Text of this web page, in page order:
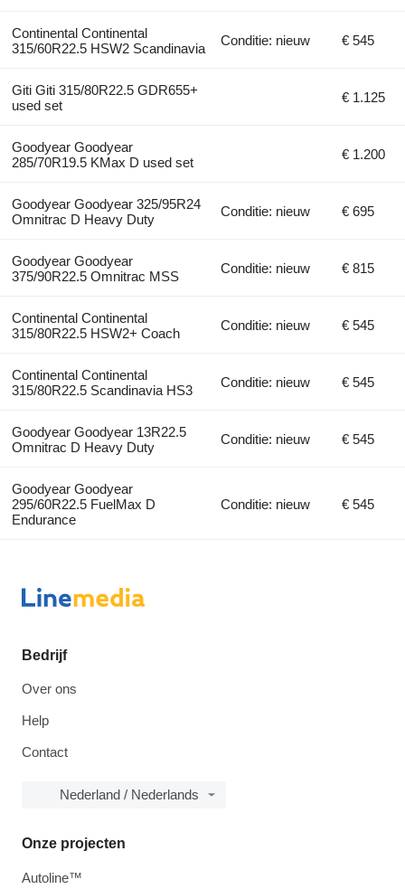
Continental Continental
315/60R22.5 HSW2 Scandinavia
Conditie: nieuw € 545
Giti Giti 315/80R22.5 GDR655+
used set
€ 1.125
Goodyear Goodyear
285/70R19.5 KMax D used set
€ 1.200
Goodyear Goodyear 325/95R24
Omnitrac D Heavy Duty
Conditie: nieuw € 695
Goodyear Goodyear
375/90R22.5 Omnitrac MSS
Conditie: nieuw € 815
Continental Continental
315/80R22.5 HSW2+ Coach
Conditie: nieuw € 545
Continental Continental
315/80R22.5 Scandinavia HS3
Conditie: nieuw € 545
Goodyear Goodyear 13R22.5
Omnitrac D Heavy Duty
Conditie: nieuw € 545
Goodyear Goodyear
295/60R22.5 FuelMax D
Endurance
Conditie: nieuw € 545
Bedrijf
Over ons
Help
Contact
Nederland / Nederlands
Onze projecten
Autoline™